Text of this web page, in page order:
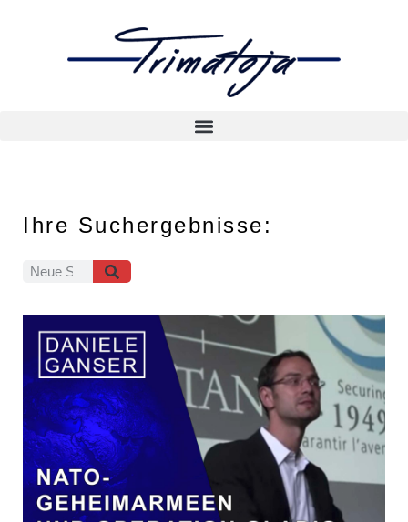
Ihre Suchergebnisse: